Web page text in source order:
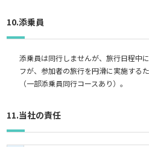
10.添乗員
添乗員は同行しませんが、旅行日程中
フが、参加者の旅行を円滑に実施する
（一部添乗員同行コースあり）。
11.当社の責任